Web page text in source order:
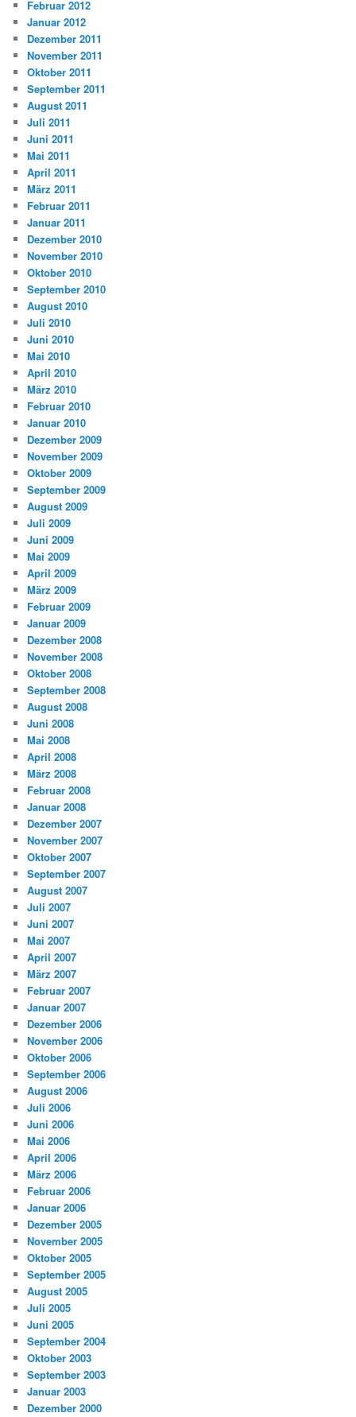
Februar 2012
Januar 2012
Dezember 2011
November 2011
Oktober 2011
September 2011
August 2011
Juli 2011
Juni 2011
Mai 2011
April 2011
März 2011
Februar 2011
Januar 2011
Dezember 2010
November 2010
Oktober 2010
September 2010
August 2010
Juli 2010
Juni 2010
Mai 2010
April 2010
März 2010
Februar 2010
Januar 2010
Dezember 2009
November 2009
Oktober 2009
September 2009
August 2009
Juli 2009
Juni 2009
Mai 2009
April 2009
März 2009
Februar 2009
Januar 2009
Dezember 2008
November 2008
Oktober 2008
September 2008
August 2008
Juni 2008
Mai 2008
April 2008
März 2008
Februar 2008
Januar 2008
Dezember 2007
November 2007
Oktober 2007
September 2007
August 2007
Juli 2007
Juni 2007
Mai 2007
April 2007
März 2007
Februar 2007
Januar 2007
Dezember 2006
November 2006
Oktober 2006
September 2006
August 2006
Juli 2006
Juni 2006
Mai 2006
April 2006
März 2006
Februar 2006
Januar 2006
Dezember 2005
November 2005
Oktober 2005
September 2005
August 2005
Juli 2005
Juni 2005
September 2004
Oktober 2003
September 2003
Januar 2003
Dezember 2000